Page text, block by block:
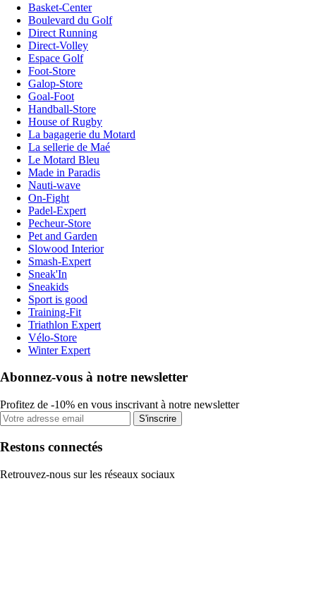
Basket-Center
Boulevard du Golf
Direct Running
Direct-Volley
Espace Golf
Foot-Store
Galop-Store
Goal-Foot
Handball-Store
House of Rugby
La bagagerie du Motard
La sellerie de Maé
Le Motard Bleu
Made in Paradis
Nauti-wave
On-Fight
Padel-Expert
Pecheur-Store
Pet and Garden
Slowood Interior
Smash-Expert
Sneak'In
Sneakids
Sport is good
Training-Fit
Triathlon Expert
Vélo-Store
Winter Expert
Abonnez-vous à notre newsletter
Profitez de -10% en vous inscrivant à notre newsletter
S'inscrire
Restons connectés
Retrouvez-nous sur les réseaux sociaux